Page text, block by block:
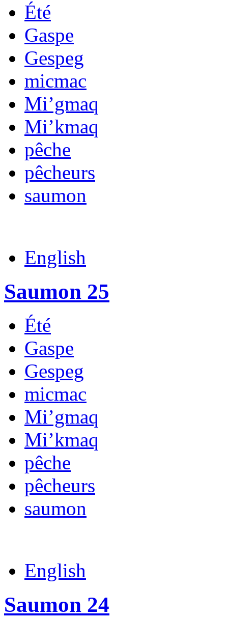
Été
Gaspe
Gespeg
micmac
Mi’gmaq
Mi’kmaq
pêche
pêcheurs
saumon
English
Saumon 25
Été
Gaspe
Gespeg
micmac
Mi’gmaq
Mi’kmaq
pêche
pêcheurs
saumon
English
Saumon 24